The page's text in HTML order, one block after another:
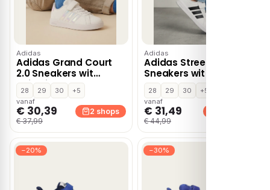
Adidas
Adidas Grand Court
2.0 Sneakers wit
Imitatieleer
28 29 30
+5
vanaf
€ 30,39
€ 37,99
2 shops
Adidas
Adidas Streettalk
Sneakers wit
28 29 30
+5
vanaf
€ 31,49
€ 44,99
−20% −30%